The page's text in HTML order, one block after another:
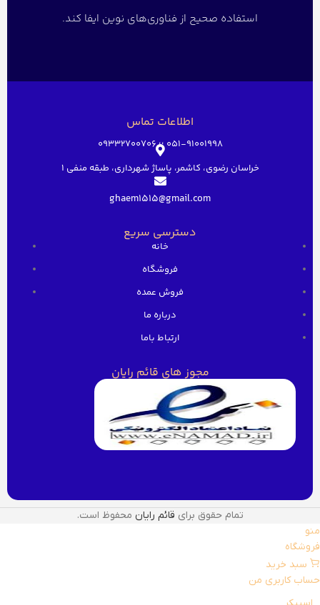
استفاده صحیح از فناوری‌های نوین ایفا کند.
اطلاعات تماس
051-91001998 ؛؛ 09332700706
خراسان رضوی، کاشمر، پاساژ شهرداری، طبقه منفی ۱
ghaem1515@gmail.com
دسترسی سریع
خانه
فروشگاه
فروش عمده
درباره ما
ارتباط باما
مجوز های قائم رایان
تمام حقوق برای قائم رایان محفوظ است.
منو
فروشگاه
سبد خرید
حساب کاربری من